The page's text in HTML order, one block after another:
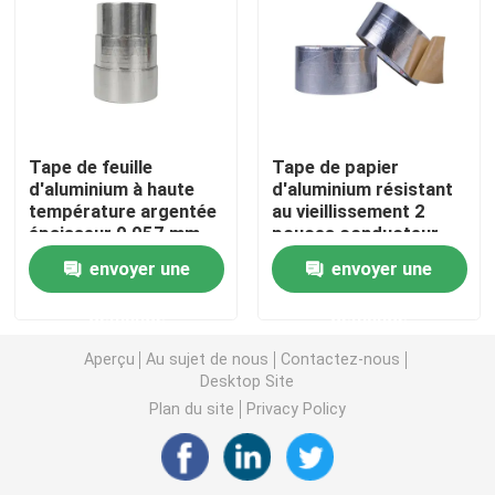
Tape d'emballage BOPP
Ruloir jumbo de bande Bopp
Bande de papier d'aluminium
Adhésif acrylique à base d'eau
Ruban adhésif à mousse
Tape de feuille
d'aluminium à haute
température argentée
épaisseur 0,057 mm
Adhésif à base d'eau
envoyer une
Tape de papier
d'aluminium résistant
au vieillissement 2
pouces conducteur
étanche
envoyer une
Aperçu Au sujet de nous
Contactez-nous
Desktop Site
Plan du site
Privacy Policy